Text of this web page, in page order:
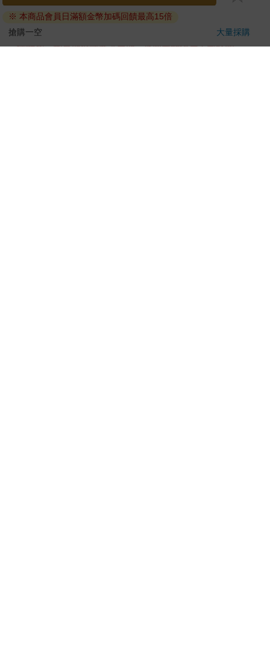
ATM提款機，請不要聽從指示，以免受騙上當！
退換貨須知：
**提醒您，鑑賞期不等於試用期，退回商品須為全新狀態**
※ 本商品會員日滿額金幣加碼回饋最高15倍
搶購一空
大量採購